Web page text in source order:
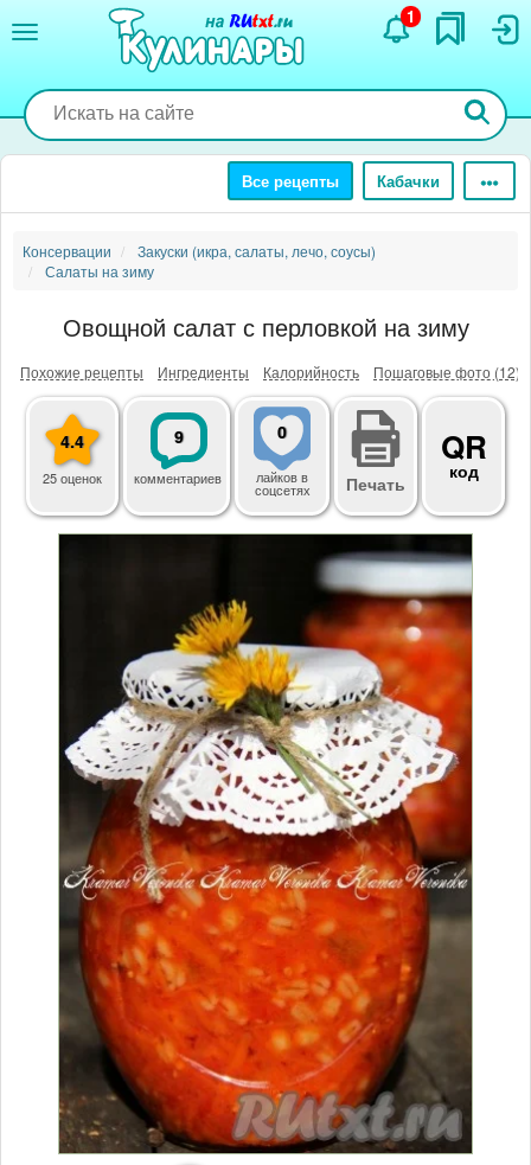
содержанию
1
Все рецепты Кабачки
Консервации
Закуски (икра, салаты, лечо, соусы)
Салаты на зиму
Овощной салат с перловкой на зиму
Похожие рецепты Ингредиенты Калорийность Пошаговые фото (12)
4.4
25 оценок
9
комментариев
0
лайковв
соцсетях Печать
QR
код